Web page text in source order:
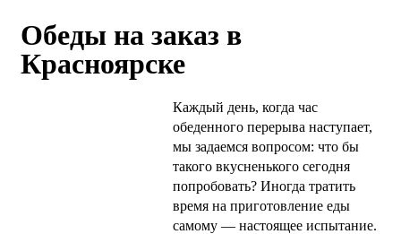
Обеды на заказ в
Красноярске
Каждый день, когда час
обеденного перерыва наступает,
мы задаемся вопросом: что бы
такого вкусненького сегодня
попробовать? Иногда тратить
время на приготовление еды
самому — настоящее испытание.